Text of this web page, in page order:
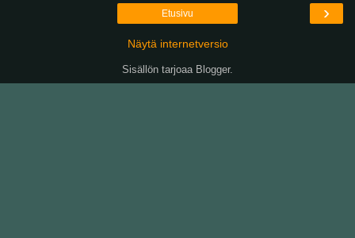
›
Etusivu
Näytä internetversio
Sisällön tarjoaa Blogger.